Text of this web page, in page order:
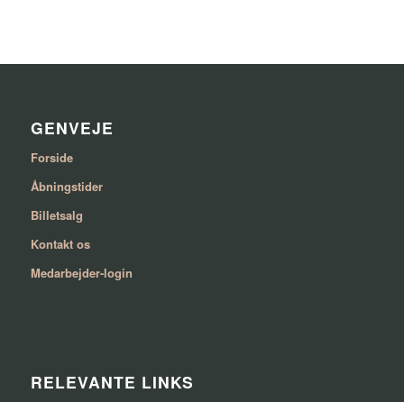
GENVEJE
Forside
Åbningstider
Billetsalg
Kontakt os
Medarbejder-login
RELEVANTE LINKS